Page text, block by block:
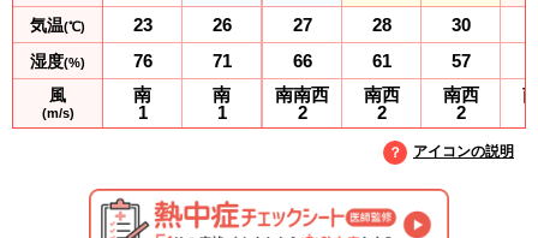
気温(℃)
湿度(%)
風
(m/s)
23
76
南
1
26
71
南
1
27
66
南南西
2
28
61
南西
2
30
57
南西
2
アイコンの説明